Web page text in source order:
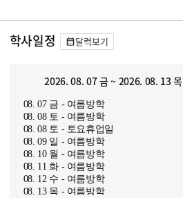
학사일정 달력보기
2026. 08. 07 금 ~ 2026. 08. 13 목
08. 07 금 - 여름방학
08. 08 토 - 여름방학
08. 08 토 - 토요휴업일
08. 09 일 - 여름방학
08. 10 월 - 여름방학
08. 11 화 - 여름방학
08. 12 수 - 여름방학
08. 13 목 - 여름방학